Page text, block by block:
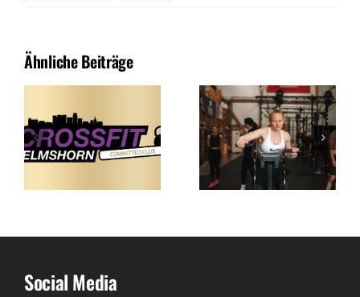
Ähnliche Beiträge
Social Media